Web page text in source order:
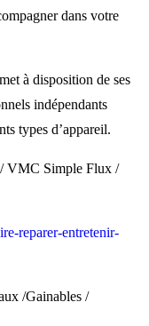
dans votre
à disposition de ses
indépendants
types d’appareil.
VMC Simple Flux /
reparer-entretenir-
/Gainables /